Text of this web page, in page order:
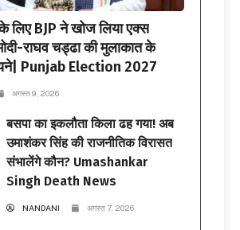
लिए BJP ने खोज लिया एक्स
राघव चड्ढा की मुलाकात के
Punjab Election 2027
अगस्त 9, 2026
बसपा का इकलौता किला ढह गया! अब
उमाशंकर सिंह की राजनीतिक विरासत
संभालेंगे कौन? Umashankar
Singh Death News
NANDANI अगस्त 7, 2026